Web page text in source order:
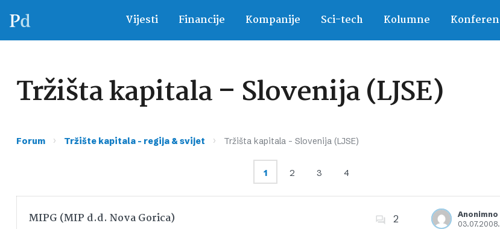
Vijesti Financije Kompanije Sci-tech Kolumne
Tržišta kapitala – Slovenija (LJSE)
Forum › Tržište kapitala – regija & svijet › Tržišta kapitala – Slovenija (LJSE)
1 2 3 4
MIPG (MIP d.d. Nova Gorica) 2
Anonimno
03.07.2008.